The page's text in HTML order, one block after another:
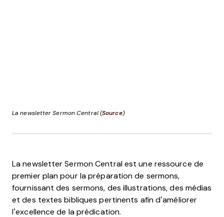
La newsletter Sermon Central (Source)
La newsletter Sermon Central est une ressource de
premier plan pour la préparation de sermons,
fournissant des sermons, des illustrations, des médias
et des textes bibliques pertinents afin d’améliorer
l’excellence de la prédication.